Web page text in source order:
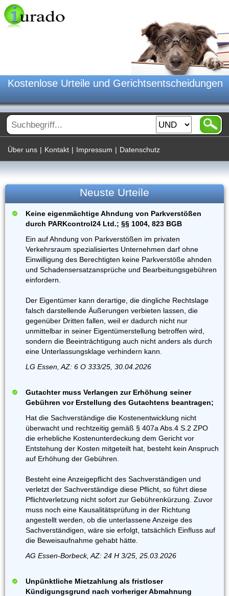
Kostenlose Urteile und Gerichtsentscheidungen
Über uns | Kontakt | Impressum | Datenschutz
Neuste Urteile
Keine eigenmächtige Ahndung von Parkverstößen
durch PARKcontrol24 Ltd.; §§ 1004, 823 BGB
Ein auf Ahndung von Parkverstößen im privaten
Verkehrsraum spezialisiertes Unternehmen darf ohne
Einwilligung des Berechtigten keine Parkverstöße ahnden
und Schadensersatzansprüche und Bearbeitungsgebühren
einfordern.
Der Eigentümer kann derartige, die dingliche Rechtslage
falsch darstellende Äußerungen verbieten lassen, die
gegenüber Dritten fallen, weil er dadurch nicht nur
unmittelbar in seiner Eigentümerstellung betroffen wird,
sondern die Beeinträchtigung auch nicht anders als durch
eine Unterlassungsklage verhindern kann.
LG Essen, AZ: 6 O 333/25, 30.04.2026
Gutachter muss Verlangen zur Erhöhung seiner
Gebühren vor Erstellung des Gutachtens beantragen;
Hat die Sachverständige die Kostenentwicklung nicht
überwacht und rechtzeitig gemäß § 407a Abs.4 S.2 ZPO
die erhebliche Kostenunterdeckung dem Gericht vor
Entstehung der Kosten mitgeteilt hat, besteht kein Anspruch
auf Erhöhung der Gebühren.
Besteht eine Anzeigepflicht des Sachverständigen und
verletzt der Sachverständige diese Pflicht, so führt diese
Pflichtverletzung nicht sofort zur Gebührenkürzung. Zuvor
muss noch eine Kausalitätsprüfung in der Richtung
angestellt werden, ob die unterlassene Anzeige des
Sachverständigen, wäre sie erfolgt, tatsächlich Einfluss auf
die Beweisaufnahme gehabt hätte.
AG Essen-Borbeck, AZ: 24 H 3/25, 25.03.2026
Unpünktliche Mietzahlung als fristloser
Kündigungsgrund nach vorheriger Abmahnung